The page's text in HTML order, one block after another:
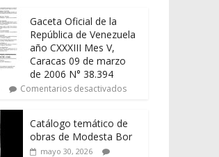
Gaceta Oficial de la
República de Venezuela
año CXXXIII Mes V,
Caracas 09 de marzo
de 2006 N° 38.394
Comentarios desactivados
Catálogo temático de
obras de Modesta Bor
mayo 30, 2026